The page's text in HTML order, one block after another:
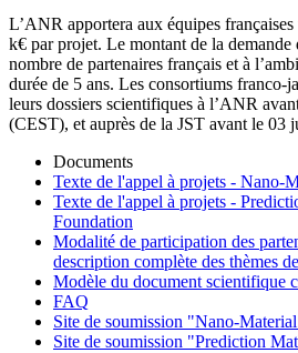
L’ANR apportera aux équipes
k€ par projet. Le montant de la demande
nombre de partenaires français et à
durée de 5 ans. Les consortiums franco-
leurs dossiers scientifiques à l’ANR
(CEST), et auprès de la JST avant le 03
Documents
Texte de l'appel à projets - Nano-
Texte de l'appel à projets -
Foundation
Modalité de participation des
description complète des thèmes
Modèle du document scientifique
FAQ
Site de soumission "Nano-
Site de soumission "Prediction